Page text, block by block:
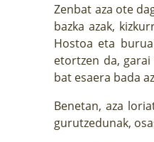
Zenbat aza ote
bazka azak,
Hostoa eta
etortzen da,
bat esaera bada
Benetan, aza
gurutzedunak,